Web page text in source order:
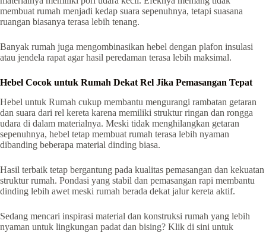
membuat rumah menjadi kedap suara sepenuhnya, tetapi suasana
ruangan biasanya terasa lebih tenang.
Banyak rumah juga mengombinasikan hebel dengan plafon insulasi
atau jendela rapat agar hasil peredaman terasa lebih maksimal.
Hebel Cocok untuk Rumah Dekat Rel Jika Pemasangan Tepat
Hebel untuk Rumah cukup membantu mengurangi rambatan getaran
dan suara dari rel kereta karena memiliki struktur ringan dan rongga
udara di dalam materialnya. Meski tidak menghilangkan getaran
sepenuhnya, hebel tetap membuat rumah terasa lebih nyaman
dibanding beberapa material dinding biasa.
Hasil terbaik tetap bergantung pada kualitas pemasangan dan kekuatan
struktur rumah. Pondasi yang stabil dan pemasangan rapi membantu
dinding lebih awet meski rumah berada dekat jalur kereta aktif.
Sedang mencari inspirasi material dan konstruksi rumah yang lebih
nyaman untuk lingkungan padat dan bising? Klik di sini untuk